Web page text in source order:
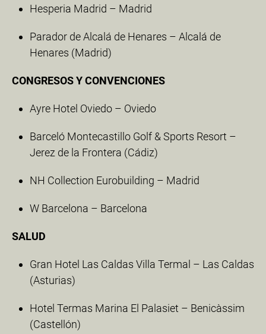
Hesperia Madrid – Madrid
Parador de Alcalá de Henares – Alcalá de
Henares (Madrid)
CONGRESOS Y CONVENCIONES
Ayre Hotel Oviedo – Oviedo
Barceló Montecastillo Golf & Sports Resort –
Jerez de la Frontera (Cádiz)
NH Collection Eurobuilding – Madrid
W Barcelona – Barcelona
SALUD
Gran Hotel Las Caldas Villa Termal – Las Caldas
(Asturias)
Hotel Termas Marina El Palasiet – Benicàssim
(Castellón)